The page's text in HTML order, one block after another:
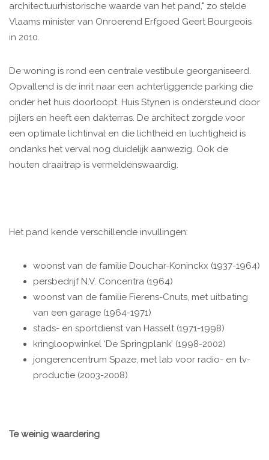
architectuurhistorische waarde van het pand," zo stelde
Vlaams minister van Onroerend Erfgoed Geert Bourgeois
in 2010.
De woning is rond een centrale vestibule georganiseerd.
Opvallend is de inrit naar een achterliggende parking die
onder het huis doorloopt. Huis Stynen is ondersteund door
pijlers en heeft een dakterras. De architect zorgde voor
een optimale lichtinval en die lichtheid en luchtigheid is
ondanks het verval nog duidelijk aanwezig. Ook de
houten draaitrap is vermeldenswaardig.
Het pand kende verschillende invullingen:
woonst van de familie Douchar-Koninckx (1937-1964)
persbedrijf N.V. Concentra (1964)
woonst van de familie Fierens-Cnuts, met uitbating
van een garage (1964-1971)
stads- en sportdienst van Hasselt (1971-1998)
kringloopwinkel ‘De Springplank’ (1998-2002)
jongerencentrum Spaze, met lab voor radio- en tv-
productie (2003-2008)
Te weinig waardering